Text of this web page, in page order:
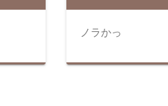
ノラかっ